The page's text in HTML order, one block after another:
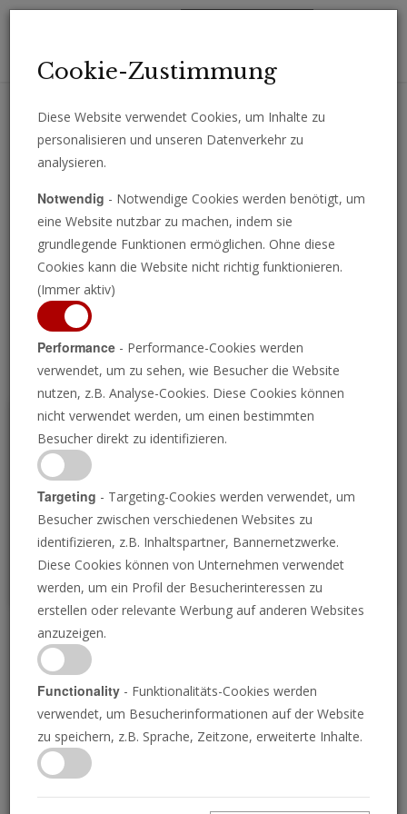
Erhalten Sie wichtige Analysen, Kommentare und Nachrichten
Programm ansehen
P
Warum sich Gott
verbirgt
11.08.2022 • 24 Minuten
Die meisten Christen glauben, dass Gott auf
einem verzweifelten Seelenrettungsfeldzug ist
Cookie-Zustimmung
Diese Website verwendet Cookies, um Inhalte zu
personalisieren und unseren Datenverkehr zu
analysieren.
Notwendig - Notwendige Cookies werden benötigt, um
eine Website nutzbar zu machen, indem sie
grundlegende Funktionen ermöglichen. Ohne diese
Cookies kann die Website nicht richtig funktionieren.
(Immer aktiv)
Performance - Performance-Cookies werden
verwendet, um zu sehen, wie Besucher die Website
nutzen, z.B. Analyse-Cookies. Diese Cookies können
nicht verwendet werden, um einen bestimmten
Besucher direkt zu identifizieren.
Targeting - Targeting-Cookies werden verwendet, um
Besucher zwischen verschiedenen Websites zu
identifizieren, z.B. Inhaltspartner, Bannernetzwerke.
Diese Cookies können von Unternehmen verwendet
werden, um ein Profil der Besucherinteressen zu
erstellen oder relevante Werbung auf anderen Websites
anzuzeigen.
Functionality - Funktionalitäts-Cookies werden
verwendet, um Besucherinformationen auf der Website
zu speichern, z.B. Sprache, Zeitzone, erweiterte Inhalte.